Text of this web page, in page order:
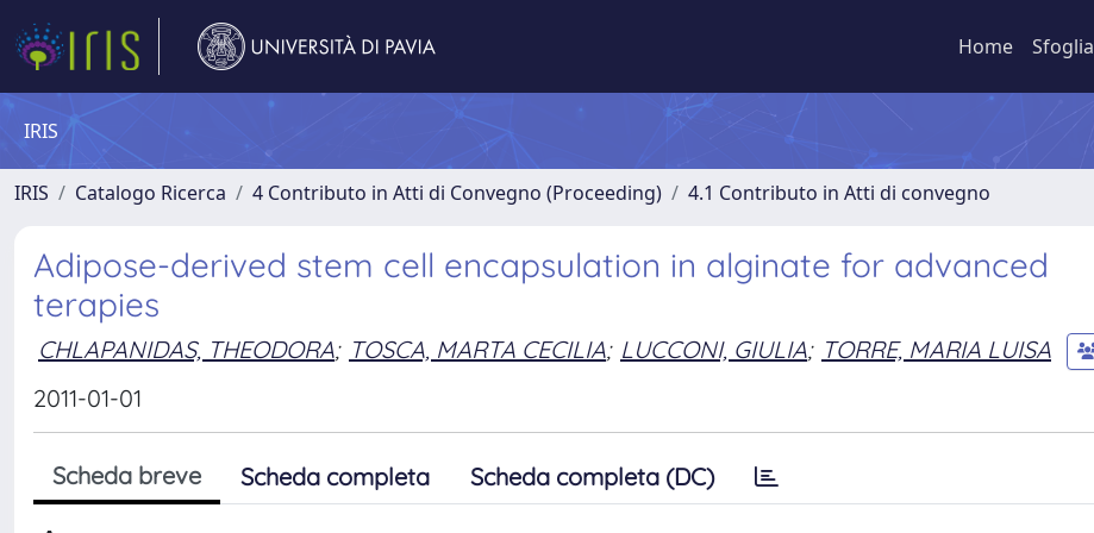
Home Sfoglia
IRIS
IRIS Catalogo Ricerca 4 Contributo in Atti di Convegno (Proceeding) 4.1 Contributo in Atti di convegno
Adipose-derived stem cell encapsulation in alginate for advanced
terapies
CHLAPANIDAS, THEODORA; TOSCA, MARTA CECILIA; LUCCONI, GIULIA; TORRE, MARIA LUISA
2011-01-01
Scheda breve Scheda completa Scheda completa (DC)